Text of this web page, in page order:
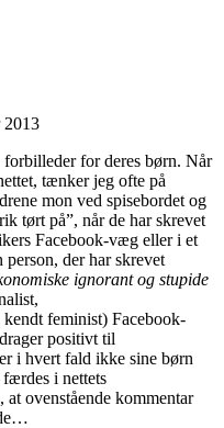
2013
for deres børn. Når
tænker jeg ofte på
mon ved spisebordet og
tørt på”, når de har skrevet
Facebook-væg eller i et
der har skrevet
ignorant og stupide
feminist) Facebook-
positivt til
i hvert fald ikke sine børn
i nettets
ovenstående kommentar